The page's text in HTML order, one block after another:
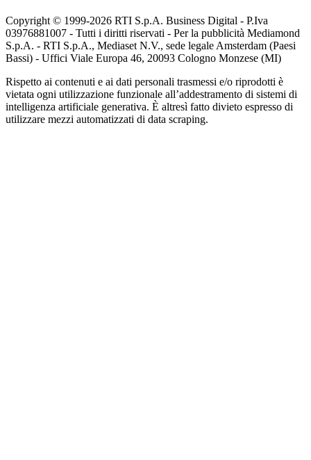
Copyright © 1999-2026 RTI S.p.A. Business Digital - P.Iva
03976881007 - Tutti i diritti riservati - Per la pubblicità Mediamond
S.p.A. - RTI S.p.A., Mediaset N.V., sede legale Amsterdam (Paesi
Bassi) - Uffici Viale Europa 46, 20093 Cologno Monzese (MI)
Rispetto ai contenuti e ai dati personali trasmessi e/o riprodotti è
vietata ogni utilizzazione funzionale all’addestramento di sistemi di
intelligenza artificiale generativa. È altresì fatto divieto espresso di
utilizzare mezzi automatizzati di data scraping.